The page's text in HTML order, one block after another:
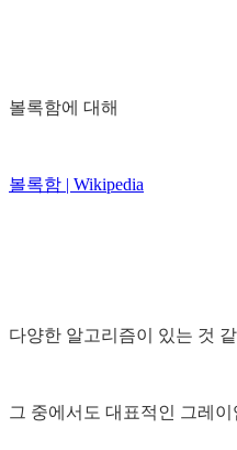
볼록함에 대해
볼록함 | Wikipedia
다양한 알고리즘이 있는 것
그 중에서도 대표적인 그레